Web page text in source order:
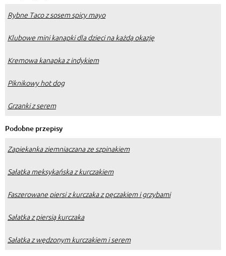
Rybne Taco z sosem spicy mayo
Klubowe mini kanapki dla dzieci na każdą okazję
Kremowa kanapka z indykiem
Piknikowy hot dog
Grzanki z serem
Podobne przepisy
Zapiekanka ziemniaczana ze szpinakiem
Sałatka meksykańska z kurczakiem
Faszerowane piersi z kurczaka z pęczakiem i grzybami
Sałatka z piersią kurczaka
Sałatka z wędzonym kurczakiem i serem